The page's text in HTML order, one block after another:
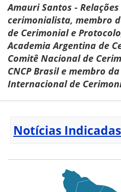
Amauri Santos -
cerimonialista, membro
de Cerimonial e
Academia Argentina de
Comitê Nacional de
CNCP Brasil e membro
Internacional de
Notícias Indicadas